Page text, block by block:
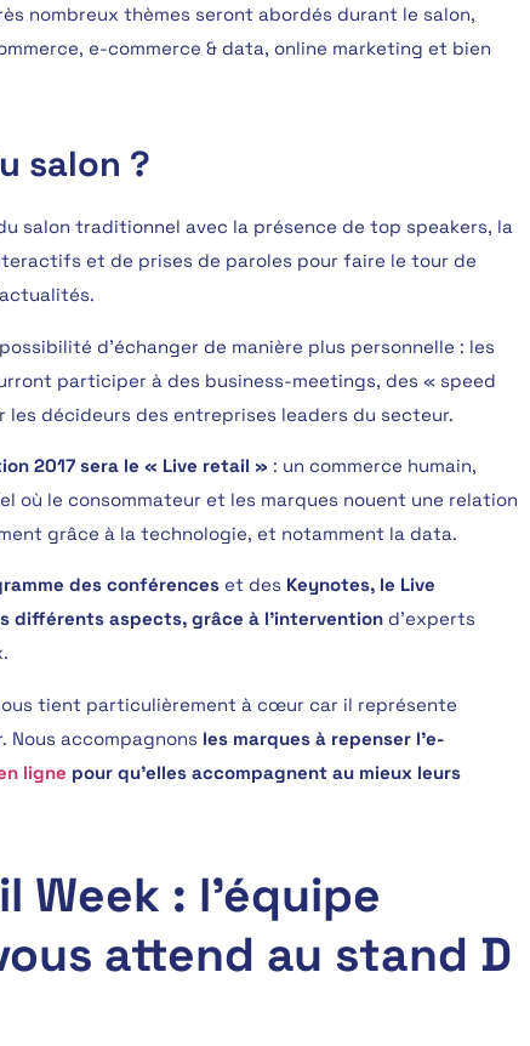
nombreux thèmes seront abordés durant le salon,
e-commerce & data, online marketing et bien
salon ?
salon traditionnel avec la présence de top speakers, la
et de prises de paroles pour faire le tour de
d’échanger de manière plus personnelle : les
participer à des business-meetings, des « speed
décideurs des entreprises leaders du secteur.
2017 sera le « Live retail » : un commerce humain,
où le consommateur et les marques nouent une relation
grâce à la technologie, et notamment la data.
des conférences et des Keynotes, le Live
différents aspects, grâce à l’intervention d’experts
tient particulièrement à cœur car il représente
Nous accompagnons les marques à repenser l’e-
ligne pour qu’elles accompagnent au mieux leurs
Week : l’équipe
attend au stand D